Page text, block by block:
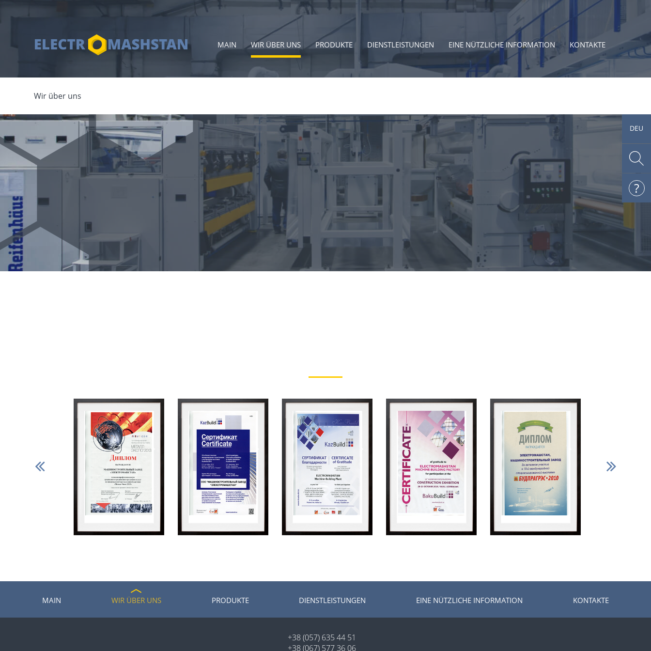
DEU
MAIN WIR ÜBER UNS PRODUKTE DIENSTLEISTUNGEN EINE NÜTZLICHE INFORMATION KONTAKTE
Wir über uns
MAIN WIR ÜBER UNS PRODUKTE DIENSTLEISTUNGEN EINE NÜTZLICHE INFORMATION KONTAKTE
+38 (057) 635 44 51
+38 (067) 577 36 06